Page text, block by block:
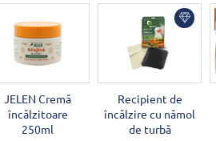
JELEN Cremă
încălzitoare
250ml
Recipient de
încălzire cu nămol
de turbă